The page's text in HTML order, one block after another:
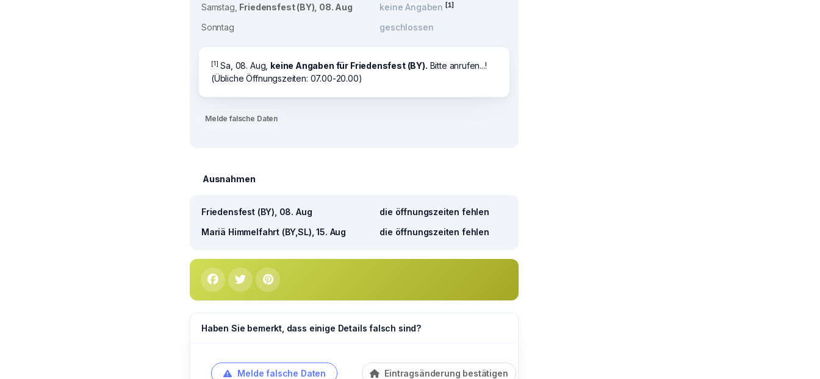
Samstag, Friedensfest (BY), 08. Aug keine Angaben [1]
Sonntag geschlossen
[1] Sa, 08. Aug, keine Angaben für Friedensfest (BY). Bitte anrufen...!
(Übliche Öffnungszeiten: 07.00-20.00)
Melde falsche Daten
Ausnahmen
Friedensfest (BY), 08. Aug
die öffnungszeiten fehlen
Mariä Himmelfahrt (BY,SL), 15. Aug
die öffnungszeiten fehlen
Haben Sie bemerkt, dass einige Details falsch sind?
Melde falsche Daten Eintragsänderung bestätigen